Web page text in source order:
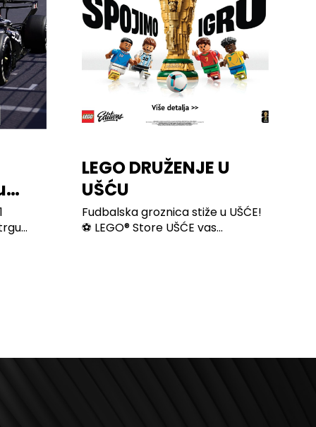
LEGO DRUŽENJE U
UŠĆU
Fudbalska groznica stiže u UŠĆE!
⚽ LEGO® Store UŠĆE vas...